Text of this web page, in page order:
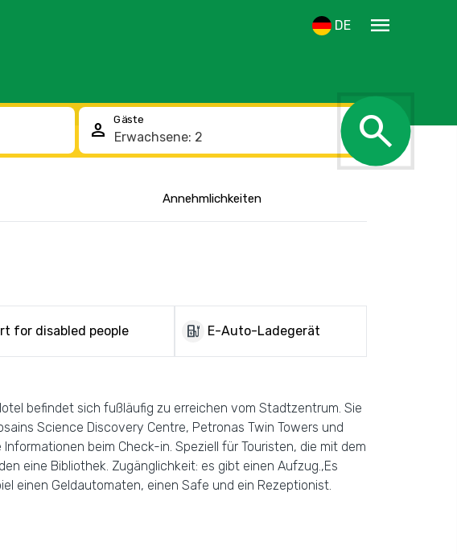
DE menu
person Gäste search
Annehmlichkeitenanzeigen
for disabled people ev_charger E-Auto-Ladegerät
befindet sich fußläufig zu erreichen vom Stadtzentrum. Sie
Science Discovery Centre, Petronas Twin Towers und
beim Check-in. Speziell für Touristen, die mit dem
eine Bibliothek. Zugänglichkeit: es gibt einen Aufzug.,Es
einen Geldautomaten, einen Safe und ein Rezeptionist.